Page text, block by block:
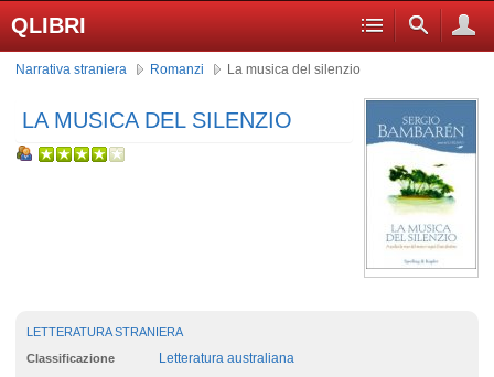
QLIBRI
Narrativa straniera Romanzi La musica del silenzio
LA MUSICA DEL SILENZIO
LETTERATURA STRANIERA
Classificazione Letteratura australiana